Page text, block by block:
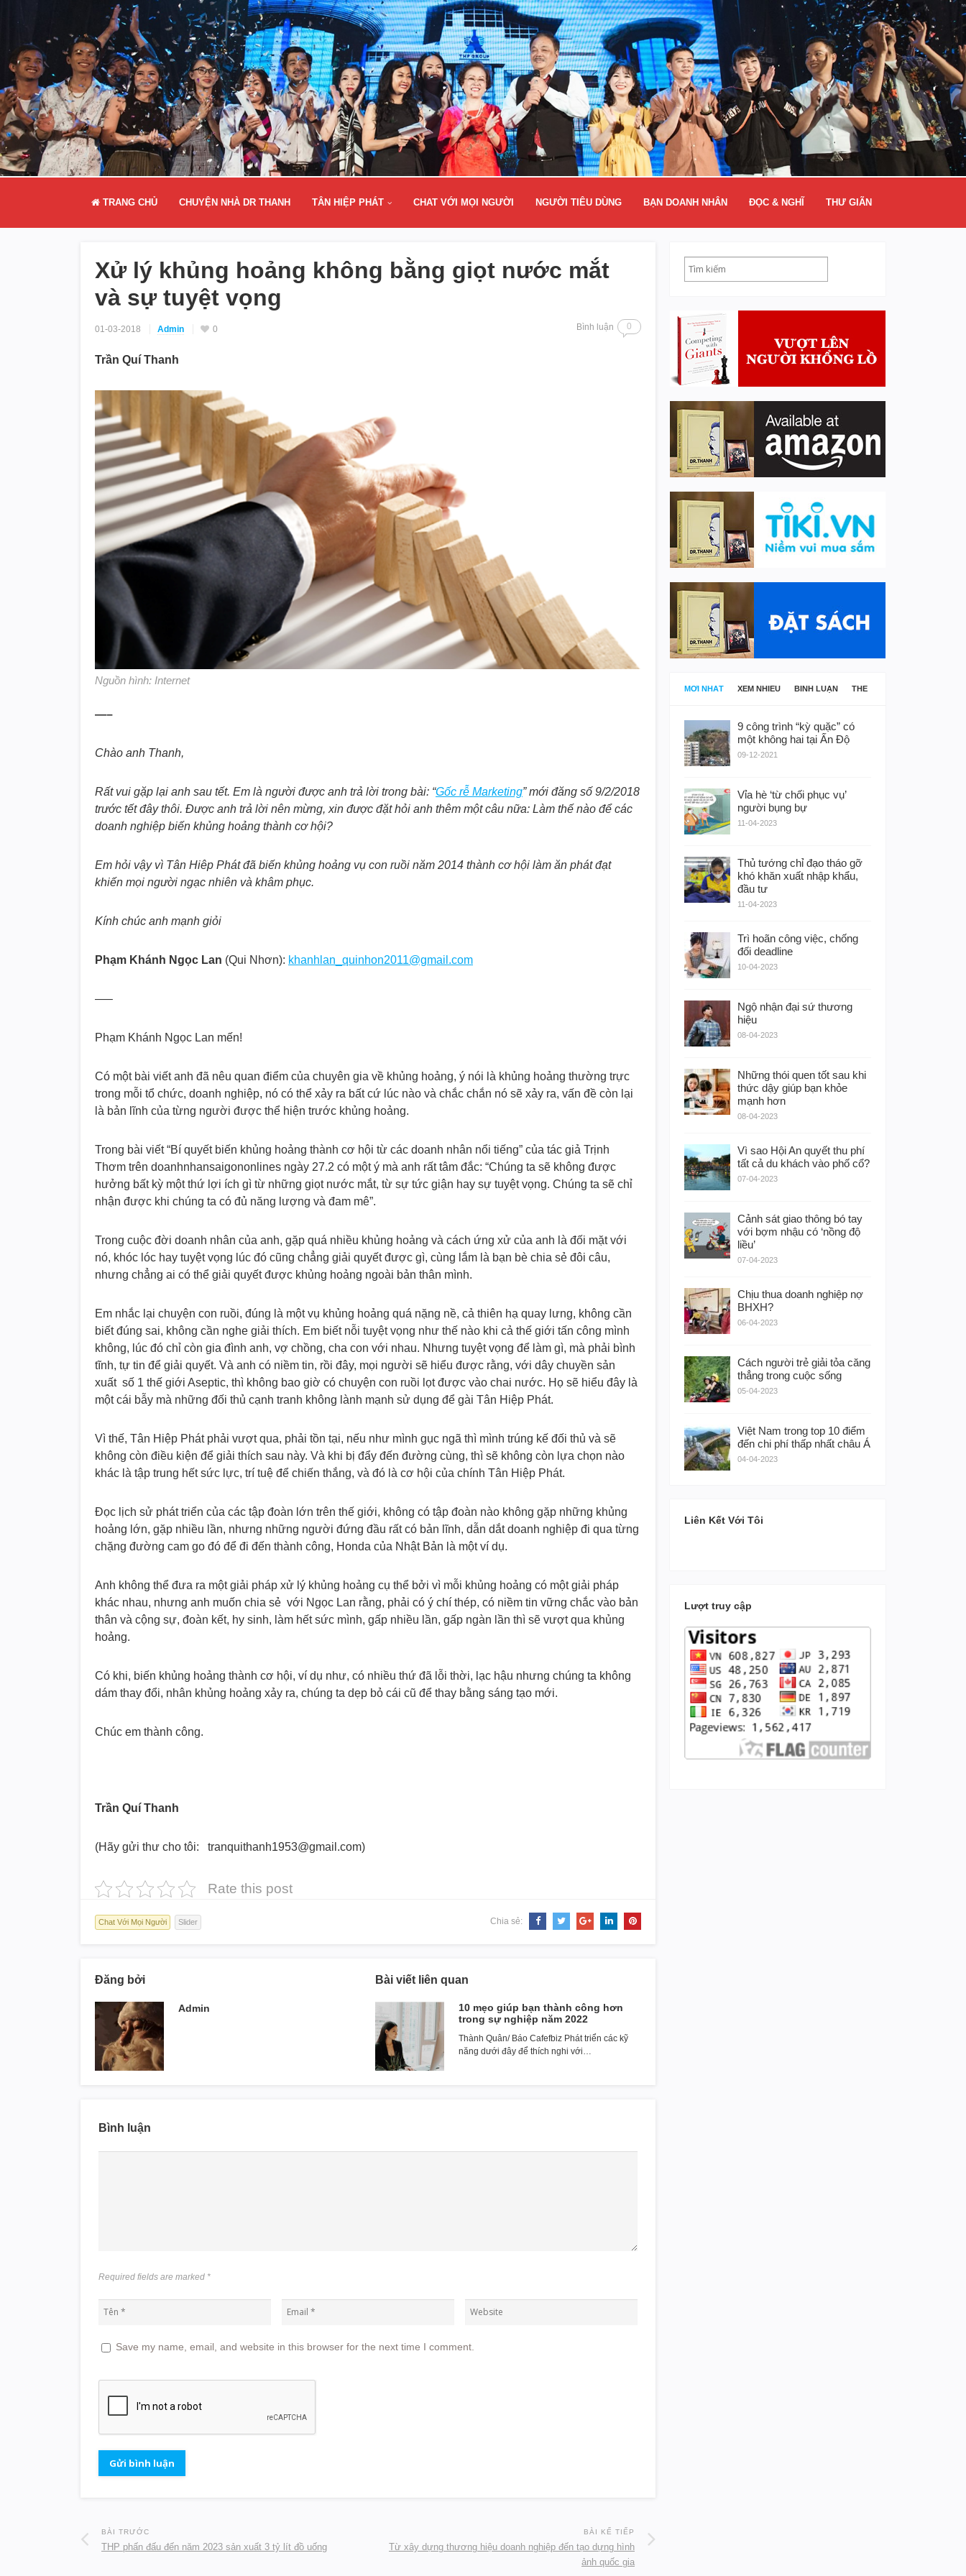
TRANG CHỦ CHUYỆN NHÀ DR THANH TÂN HIỆP PHÁT CHAT VỚI MỌI NGƯỜI NGƯỜI TIÊU DÙNG BẠN DOANH NHÂN ĐỌC & NGHĨ THƯ GIÃN
Xử lý khủng hoảng không bằng giọt nước mắt
và sự tuyệt vọng
01-03-2018 Admin 0 Bình luận 0
Trần Quí Thanh
Nguồn hình: Internet
—–
Chào anh Thanh,
Rất vui gặp lại anh sau tết. Em là người được anh trả lời trong bài: “Gốc rễ Marketing” mới đăng số 9/2/2018
trước tết đây thôi. Được anh trả lời nên mừng, xin được đặt hỏi anh thêm một câu nữa: Làm thế nào để các
doanh nghiệp biến khủng hoảng thành cơ hội?
Em hỏi vậy vì Tân Hiêp Phát đã biến khủng hoảng vụ con ruồi năm 2014 thành cơ hội làm ăn phát đạt
khiến mọi người ngạc nhiên và khâm phục.
Kính chúc anh mạnh giỏi
Phạm Khánh Ngọc Lan (Qui Nhơn): khanhlan_quinhon2011@gmail.com
—–
Phạm Khánh Ngọc Lan mến!
Có một bài viết anh đã nêu quan điểm của chuyên gia về khủng hoảng, ý nói là khủng hoảng thường trực
trong mỗi tổ chức, doanh nghiệp, nó có thể xảy ra bất cứ lúc nào và chắc chắn nó sẽ xảy ra, vấn đề còn lại
là bản lĩnh của từng người được thể hiện trước khủng hoảng.
Trong bài viết “Bí quyết biến khủng hoảng thành cơ hội từ các doanh nhân nổi tiếng” của tác giả Trịnh
Thơm trên doanhnhansaigononlines ngày 27.2 có một ý mà anh rất tâm đắc: “Chúng ta sẽ không được
hưởng bất kỳ một thứ lợi ích gì từ những giọt nước mắt, từ sự tức giận hay sự tuyệt vọng. Chúng ta sẽ chỉ
nhận được khi chúng ta có đủ năng lượng và đam mê”.
Trong cuộc đời doanh nhân của anh, gặp quá nhiều khủng hoảng và cách ứng xử của anh là đối mặt với
nó, khóc lóc hay tuyệt vọng lúc đó cũng chẳng giải quyết được gì, cùng lắm là bạn bè chia sẻ đôi câu,
nhưng chẳng ai có thể giải quyết được khủng hoảng ngoài bản thân mình.
Em nhắc lại chuyện con ruồi, đúng là một vụ khủng hoảng quá nặng nề, cả thiên hạ quay lưng, không cần
biết đúng sai, không cần nghe giải thích. Em biết nỗi tuyệt vọng như thế nào khi cả thế giới tấn công mình
không, lúc đó chỉ còn gia đình anh, vợ chồng, cha con với nhau. Nhưng tuyệt vọng để làm gì, mà phải bình
tĩnh, tự tin để giải quyết. Và anh có niềm tin, rồi đây, mọi người sẽ hiểu được rằng, với dây chuyền sản
xuất số 1 thế giới Aseptic, thì không bao giờ có chuyện con ruồi lọt được vào chai nước. Họ sẽ hiểu đây là
một cái bẫy mà những đối thủ cạnh tranh không lành mạnh sử dụng để gài Tân Hiệp Phát.
Vì thế, Tân Hiệp Phát phải vượt qua, phải tồn tại, nếu như mình gục ngã thì mình trúng kế đối thủ và sẽ
không còn điều kiện để giải thích sau này. Và khi bị đẩy đến đường cùng, thì sẽ không còn lựa chọn nào
khác là tập trung hết sức lực, trí tuệ để chiến thắng, và đó là cơ hội của chính Tân Hiệp Phát.
Đọc lịch sử phát triển của các tập đoàn lớn trên thế giới, không có tập đoàn nào không gặp những khủng
hoảng lớn, gặp nhiều lần, nhưng những người đứng đầu rất có bản lĩnh, dẫn dắt doanh nghiệp đi qua từng
chặng đường cam go đó để đi đến thành công, Honda của Nhật Bản là một ví dụ.
Anh không thể đưa ra một giải pháp xử lý khủng hoảng cụ thể bởi vì mỗi khủng hoảng có một giải pháp
khác nhau, nhưng anh muốn chia sẻ với Ngọc Lan rằng, phải có ý chí thép, có niềm tin vững chắc vào bản
thân và cộng sự, đoàn kết, hy sinh, làm hết sức mình, gấp nhiều lần, gấp ngàn lần thì sẽ vượt qua khủng
hoảng.
Có khi, biến khủng hoảng thành cơ hội, ví dụ như, có nhiều thứ đã lỗi thời, lạc hậu nhưng chúng ta không
dám thay đổi, nhân khủng hoảng xảy ra, chúng ta dẹp bỏ cái cũ để thay bằng sáng tạo mới.
Chúc em thành công.
Trần Quí Thanh
(Hãy gửi thư cho tôi: tranquithanh1953@gmail.com)
Rate this post
Chat Với Mọi Người Slider Chia sẻ:
Đăng bởi
Admin
Bài viết liên quan
10 mẹo giúp bạn thành công hơn
trong sự nghiệp năm 2022
Thành Quân/ Báo Cafefbiz Phát triển các kỹ
năng dưới đây để thích nghi với…
Bình luận
Required fields are marked *
Save my name, email, and website in this browser for the next time I comment.
BÀI TRƯỚC
THP phấn đấu đến năm 2023 sản xuất 3 tỷ lít đồ uống
BÀI KẾ TIẾP
Từ xây dựng thương hiệu doanh nghiệp đến tạo dựng hình
ảnh quốc gia
MỚI NHẤT XEM NHIỀU BÌNH LUẬN THẺ
9 công trình “kỳ quặc” có
một không hai tại Ấn Độ
09-12-2021
Vỉa hè ‘từ chối phục vụ’
người bụng bự
11-04-2023
Thủ tướng chỉ đạo tháo gỡ
khó khăn xuất nhập khẩu,
đầu tư
11-04-2023
Trì hoãn công việc, chống
đối deadline
10-04-2023
Ngộ nhận đại sứ thương
hiệu
08-04-2023
Những thói quen tốt sau khi
thức dậy giúp bạn khỏe
mạnh hơn
08-04-2023
Vì sao Hội An quyết thu phí
tất cả du khách vào phố cổ?
07-04-2023
Cảnh sát giao thông bó tay
với bợm nhậu có ‘nồng độ
liều’
07-04-2023
Chịu thua doanh nghiệp nợ
BHXH?
06-04-2023
Cách người trẻ giải tỏa căng
thẳng trong cuộc sống
05-04-2023
Việt Nam trong top 10 điểm
đến chi phí thấp nhất châu Á
04-04-2023
Liên Kết Với Tôi
Lượt truy cập